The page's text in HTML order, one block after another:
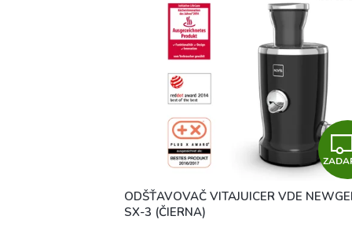
ODŠŤAVOVAČ VITAJUICER VDE
SX-3 (ČIERNA)